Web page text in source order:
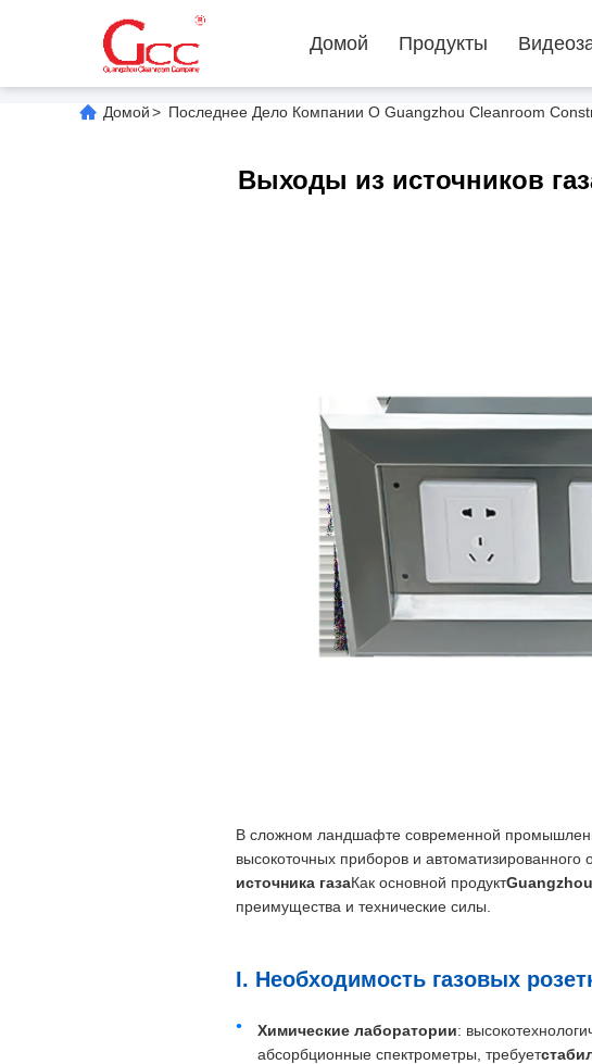
Домой Продукты
Домой> Последнее Дело Компании О Guangzhou Cleanroom
Выходы из источников
В сложном ландшафте современной
высокоточных приборов и
источника газаКак основной продукт
преимущества и технические силы.
I. Необходимость газовых
Химические лаборатории:
абсорбционные спектрометры, требует